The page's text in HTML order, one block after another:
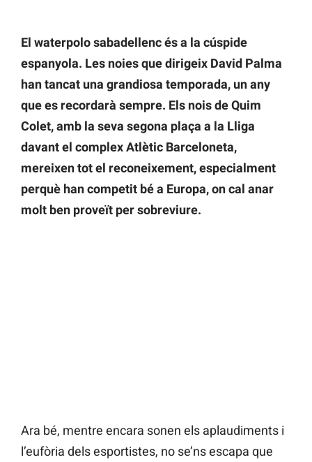
El waterpolo sabadellenc és a la cúspide
espanyola. Les noies que dirigeix ​​David Palma
han tancat una grandiosa temporada, un any
que es recordarà sempre. Els nois de Quim
Colet, amb la seva segona plaça a la Lliga
davant el complex Atlètic Barceloneta,
mereixen tot el reconeixement, especialment
perquè han competit bé a Europa, on cal anar
molt ben proveït per sobreviure.
Ara bé, mentre encara sonen els aplaudiments i
l’eufòria dels esportistes, no se’ns escapa que